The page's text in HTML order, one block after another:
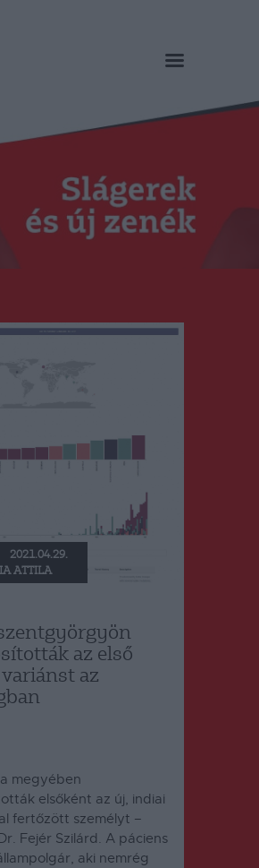
GAGA
és videók
2021.04.29.
ATTILA
az első
az
megyében
elsőként az új, indiai
fertőzött személyt –
Fejér Szilárd. A páciens
aki nemrég